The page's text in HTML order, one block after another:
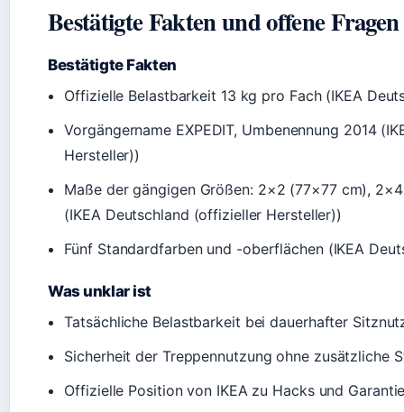
Bestätigte Fakten und offene Fragen
Bestätigte Fakten
Offizielle Belastbarkeit 13 kg pro Fach (IKEA
Vorgängername EXPEDIT, Umbenennung 2014
Hersteller))
Maße der gängigen Größen: 2×2 (77×77 cm),
(IKEA Deutschland (offizieller Hersteller))
Fünf Standardfarben und -oberflächen (IKEA
Was unklar ist
Tatsächliche Belastbarkeit bei dauerhafter
Sicherheit der Treppennutzung ohne zusätzliche
Offizielle Position von IKEA zu Hacks und